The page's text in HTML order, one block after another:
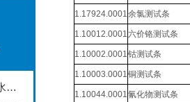
水质检测仪在城市垃圾污水处理中的应用
1.17924.0001余氯测试条
1.10012.0001六价铬测试条
1.10002.0001钴测试条
1.10003.0001铜测试条
1.10044.0001氰化物测试条